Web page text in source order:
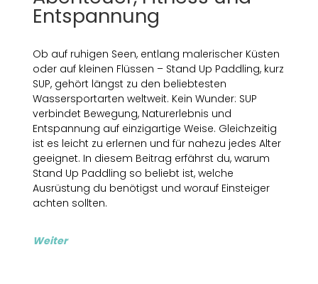
Entspannung
Ob auf ruhigen Seen, entlang malerischer Küsten
oder auf kleinen Flüssen – Stand Up Paddling, kurz
SUP, gehört längst zu den beliebtesten
Wassersportarten weltweit. Kein Wunder: SUP
verbindet Bewegung, Naturerlebnis und
Entspannung auf einzigartige Weise. Gleichzeitig
ist es leicht zu erlernen und für nahezu jedes Alter
geeignet. In diesem Beitrag erfährst du, warum
Stand Up Paddling so beliebt ist, welche
Ausrüstung du benötigst und worauf Einsteiger
achten sollten.
Weiter